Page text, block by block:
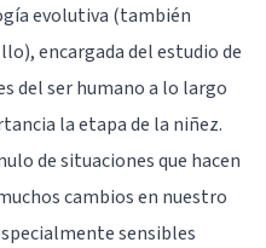
evolutiva (también
), encargada del estudio de
del ser humano a lo largo
la etapa de la niñez.
de situaciones que hacen
cambios en nuestro
sensibles